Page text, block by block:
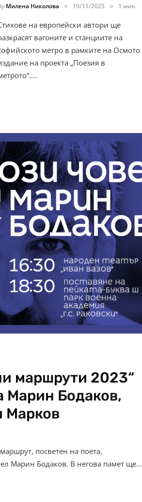
Милена Николова 19/11/2023 1 мин.
на европейски автори ще
вагоните и станциите на
метро в рамките на Осмото
на проекта „Поезия в
маршрути 2023“
Марин Бодаков,
Марков
посветен на поета,
Марин Бодаков. В негова памет ще…